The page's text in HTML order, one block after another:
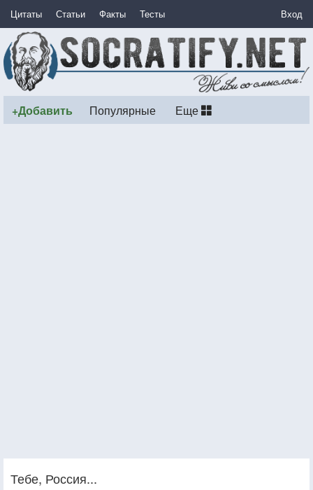
Цитаты Статьи Факты Тесты Вход
+Добавить Популярные Еще
Тебе, Россия...